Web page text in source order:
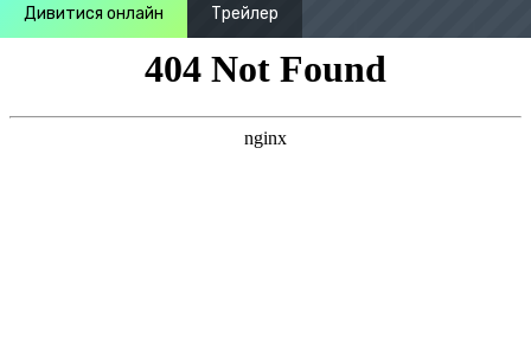
Дивитися онлайн Трейлер